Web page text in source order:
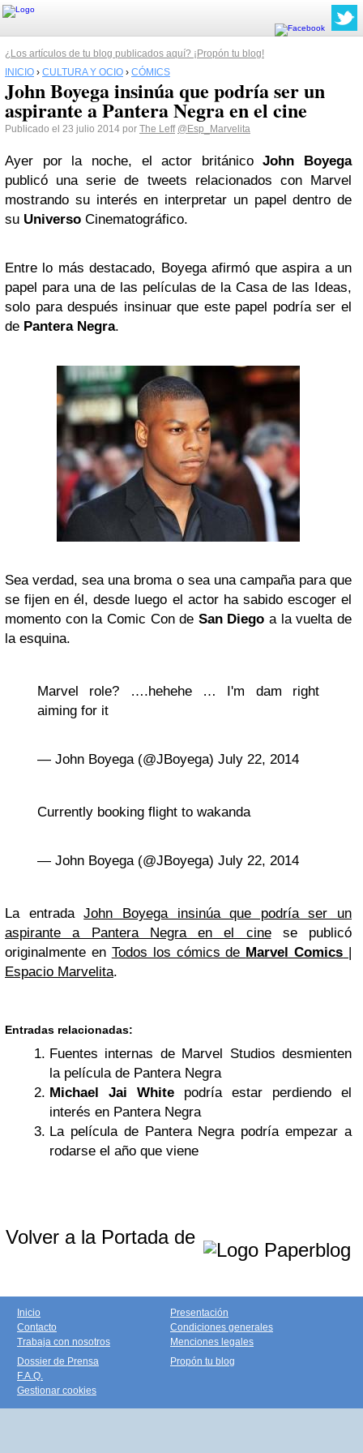
¿Los artículos de tu blog publicados aquí? ¡Propón tu blog!
INICIO › CULTURA Y OCIO › CÓMICS
John Boyega insinúa que podría ser un
aspirante a Pantera Negra en el cine
Publicado el 23 julio 2014 por The Leff @Esp_Marvelita
Ayer por la noche, el actor británicoJohn Boyega
publicó una serie de tweets relacionados con Marvel
mostrando su interés en interpretar un papel dentro de
su Universo Cinematográfico.
Entre lo más destacado, Boyega afirmó que aspira a un
papel para una de las películas de la Casa de las Ideas,
solo para después insinuar que este papel podría ser el
de Pantera Negra.
Sea verdad, sea una broma o sea una campaña para que
se fijen en él, desde luego el actor ha sabido escoger el
momento con la Comic Con de San Diego a la vuelta de
la esquina.
Marvel role? ….hehehe … I'm dam right
aiming for it
— John Boyega (@JBoyega) July 22, 2014
Currently booking flight to wakanda
— John Boyega (@JBoyega) July 22, 2014
La entradaJohn Boyega insinúa que podría ser un
aspirante a Pantera Negra en el cinese publicó
originalmente en Todos los cómics de Marvel Comics |
Espacio Marvelita.
Entradas relacionadas:
Fuentes internas de Marvel Studios desmienten
la película de Pantera Negra
Michael Jai White podría estar perdiendo el
interés en Pantera Negra
La película de Pantera Negra podría empezar a
rodarse el año que viene
Volver a la Portada de
Inicio
Contacto
Trabaja con nosotros
Presentación
Condiciones generales
Menciones legales
Dossier de Prensa
F.A.Q.
Gestionar cookies
Propón tu blog